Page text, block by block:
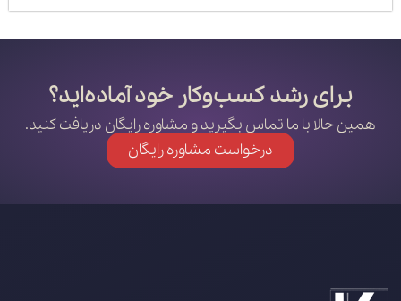
برای رشد کسب‌وکار خود آماده‌اید؟
همین حالا با ما تماس بگیرید و مشاوره رایگان دریافت کنید.
درخواست مشاوره رایگان